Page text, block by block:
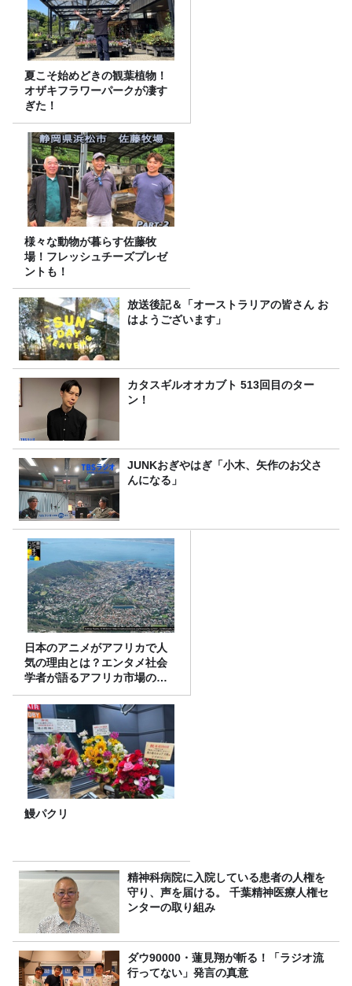
夏こそ始めどきの観葉植物！
オザキフラワーパークが凄す
ぎた！
様々な動物が暮らす佐藤牧
場！フレッシュチーズプレゼ
ントも！
放送後記＆「オーストラリアの皆さん お
はようございます」
カタスギルオオカブト 513回目のター
ン！
JUNKおぎやはぎ「小木、矢作のお父さ
んになる」
日本のアニメがアフリカで人
気の理由とは？エンタメ社会
学者が語るアフリカ市場のリ
アル
鰻パクリ
精神科病院に入院している患者の人権を
守り、声を届ける。 千葉精神医療人権セ
ンターの取り組み
ダウ90000・蓮見翔が斬る！「ラジオ流
行ってない」発言の真意